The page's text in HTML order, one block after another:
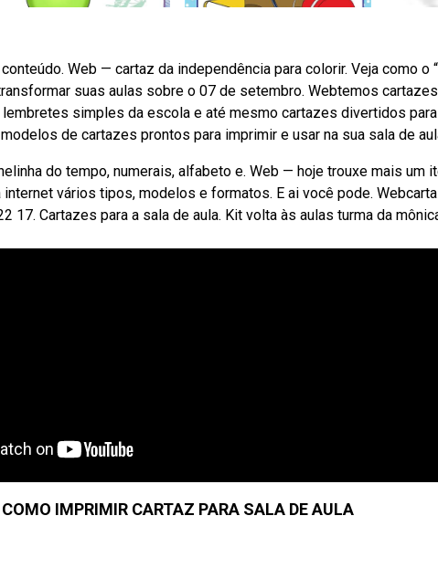
Web — cartaz da independência para colorir. Veja como o
suas aulas sobre o 07 de setembro. Webtemos
simples da escola e até mesmo cartazes divertidos
de cartazes prontos para imprimir e usar na sua sala de
do tempo, numerais, alfabeto e. Web — hoje trouxe mais um
internet vários tipos, modelos e formatos. E ai você pode.
17. Cartazes para a sala de aula. Kit volta às aulas turma da
COMO IMPRIMIR CARTAZ PARA SALA DE AULA